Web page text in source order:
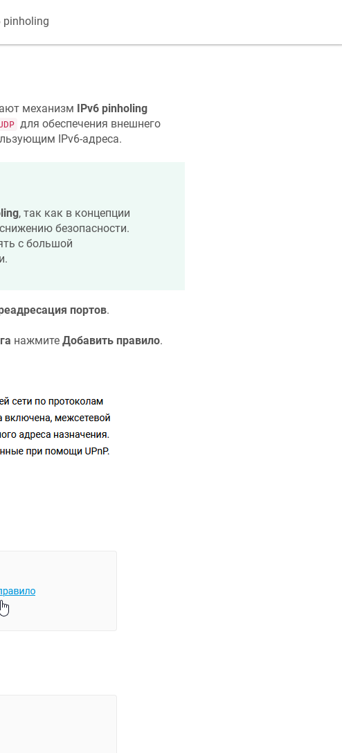
pinholing
механизм IPv6 pinholing
для обеспечения внешнего
IPv6-адреса.
, так как в концепции
безопасности.
с большой
портов.
нажмите Добавить правило.